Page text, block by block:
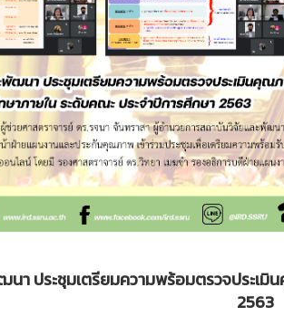
า ประชุมเตรียมความพร้อมตรวจประเ
2563